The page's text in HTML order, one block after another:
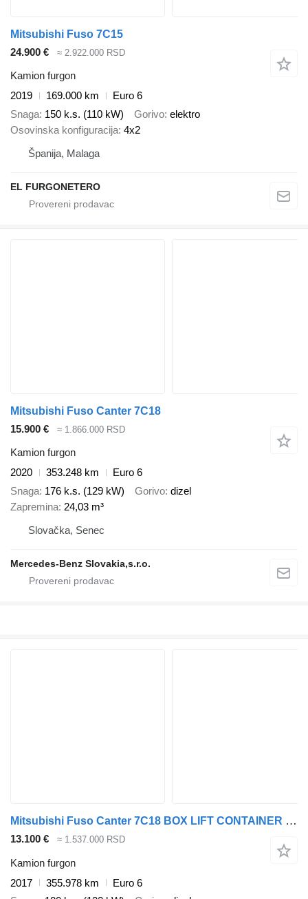
Mitsubishi Fuso 7C15
24.900 €
≈ 2.922.000 RSD
Kamion furgon
2019
169.000 km
Euro 6
Snaga 150 k.s. (110 kW) Gorivo elektro
Osovinska konfiguracija 4x2
Španija, Malaga
EL FURGONETERO
Mitsubishi Fuso Canter 7C18
15.900 €
≈ 1.866.000 RSD
Kamion furgon
2020
353.248 km
Euro 6
Snaga 176 k.s. (129 kW) Gorivo dizel
Zapremina 24,03 m³
Slovačka, Senec
Mercedes-Benz Slovakia,s.r.o.
Mitsubishi Fuso Canter 7C18 BOX LIFT CONTAINER 1.HAND
13.100 € ≈ 1.537.000 RSD
Kamion furgon
2017
355.978 km
Euro 6